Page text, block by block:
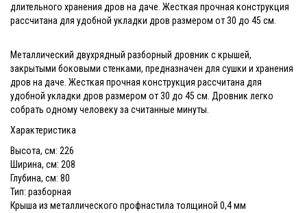
длительного хранения дров на даче. Жесткая прочная конструкция
рассчитана для удобной укладки дров размером от 30 до 45 см.
Металлический двухрядный разборный дровник с крышей,
закрытыми боковыми стенками, предназначен для сушки и хранения
дров на даче. Жесткая прочная конструкция рассчитана для
удобной укладки дров размером от 30 до 45 см. Дровник легко
собрать одному человеку за считанные минуты.
Характеристика
Высота, см: 226
Ширина, см: 208
Глубина, см: 80
Тип: разборная
Крыша из металлического профнастила толщиной 0,4 мм